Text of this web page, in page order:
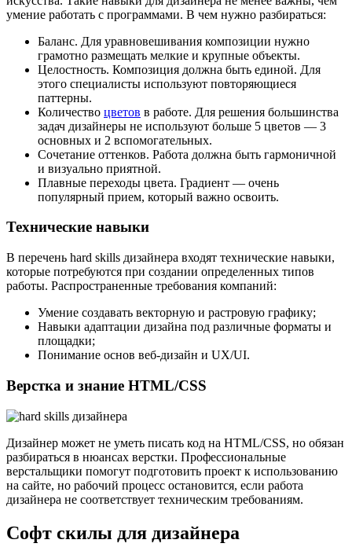
умение работать с программами. В чем нужно разбираться:
Баланс. Для уравновешивания композиции нужно
грамотно размещать мелкие и крупные объекты.
Целостность. Композиция должна быть единой. Для
этого специалисты используют повторяющиеся
паттерны.
Количество цветов в работе. Для решения большинства
задач дизайнеры не используют больше 5 цветов — 3
основных и 2 вспомогательных.
Сочетание оттенков. Работа должна быть гармоничной
и визуально приятной.
Плавные переходы цвета. Градиент — очень
популярный прием, который важно освоить.
Технические навыки
В перечень hard skills дизайнера входят технические навыки,
которые потребуются при создании определенных типов
работы. Распространенные требования компаний:
Умение создавать векторную и растровую графику;
Навыки адаптации дизайна под различные форматы и
площадки;
Понимание основ веб-дизайн и UX/UI.
Верстка и знание HTML/CSS
Дизайнер может не уметь писать код на HTML/CSS, но обязан
разбираться в нюансах верстки. Профессиональные
верстальщики помогут подготовить проект к использованию
на сайте, но рабочий процесс остановится, если работа
дизайнера не соответствует техническим требованиям.
Софт скилы для дизайнера